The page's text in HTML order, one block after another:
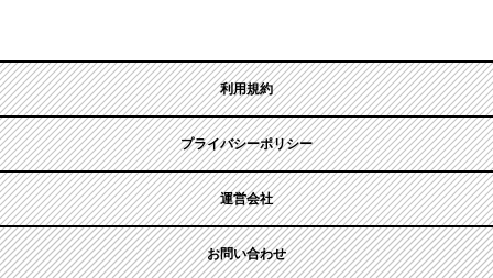
利用規約
プライバシーポリシー
運営会社
お問い合わせ